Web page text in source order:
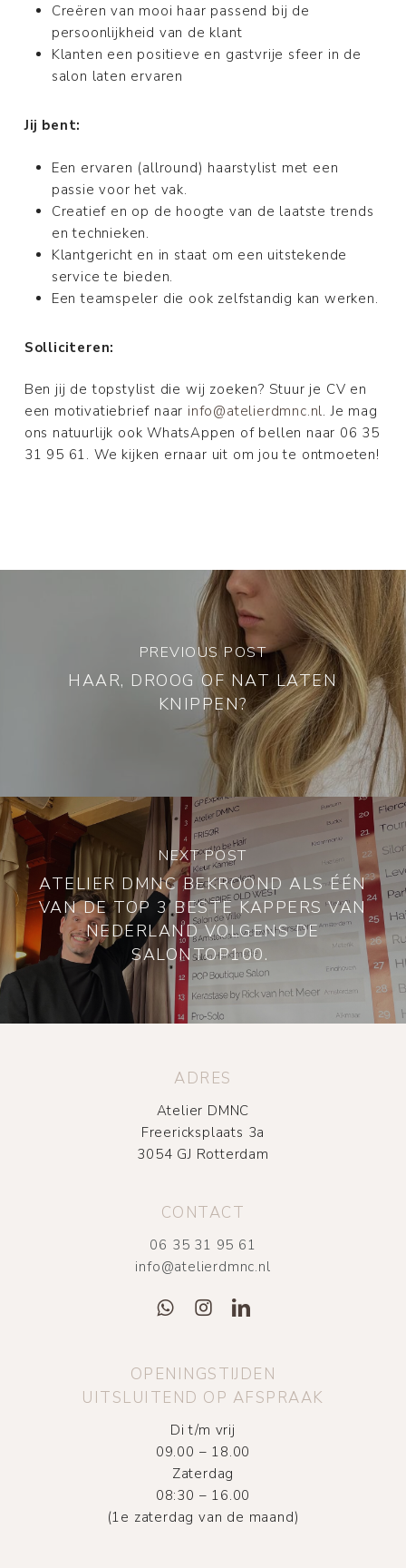
Creëren van mooi haar passend bij de
persoonlijkheid van de klant
Klanten een positieve en gastvrije sfeer in de
salon laten ervaren
Jij bent:
Een ervaren (allround) haarstylist met een
passie voor het vak.
Creatief en op de hoogte van de laatste trends
en technieken.
Klantgericht en in staat om een uitstekende
service te bieden.
Een teamspeler die ook zelfstandig kan werken.
Solliciteren:
Ben jij de topstylist die wij zoeken? Stuur je CV en
een motivatiebrief naar info@atelierdmnc.nl. Je mag
ons natuurlijk ook WhatsAppen of bellen naar 06 35
31 95 61. We kijken ernaar uit om jou te ontmoeten!
PREVIOUS POST
HAAR, DROOG OF NAT LATEN
KNIPPEN?
NEXT POST
ATELIER DMNC BEKROOND ALS ÉÉN
VAN DE TOP 3 BESTE KAPPERS VAN
NEDERLAND VOLGENS DE
SALONTOP100.
ADRES
Atelier DMNC
Freericksplaats 3a
3054 GJ Rotterdam
CONTACT
06 35 31 95 61
info@atelierdmnc.nl
OPENINGSTIJDEN
UITSLUITEND OP AFSPRAAK
Di t/m vrij
09.00 – 18.00
Zaterdag
08:30 – 16.00
(1e zaterdag van de maand)